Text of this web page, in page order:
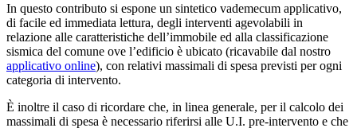
In questo contributo si espone un sintetico vademecum applicativo,
di facile ed immediata lettura, degli interventi agevolabili in
relazione alle caratteristiche dell’immobile ed alla classificazione
sismica del comune ove l’edificio è ubicato (ricavabile dal nostro
applicativo online), con relativi massimali di spesa previsti per ogni
categoria di intervento.
È inoltre il caso di ricordare che, in linea generale, per il calcolo dei
massimali di spesa è necessario riferirsi alle U.I. pre-intervento e che